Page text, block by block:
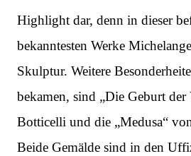
Highlight dar, denn in dieser
bekanntesten Werke
Skulptur. Weitere
bekamen, sind „Die Geburt der
Botticelli und die „Medusa“
Beide Gemälde sind in den